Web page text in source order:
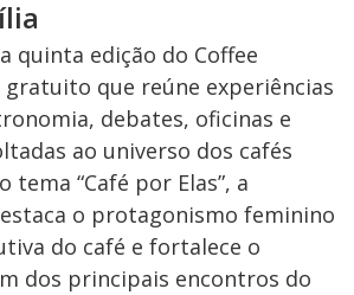
quinta edição do Coffee
gratuito que reúne experiências
debates, oficinas e
ao universo dos cafés
tema “Café por Elas”, a
o protagonismo feminino
do café e fortalece o
dos principais encontros do